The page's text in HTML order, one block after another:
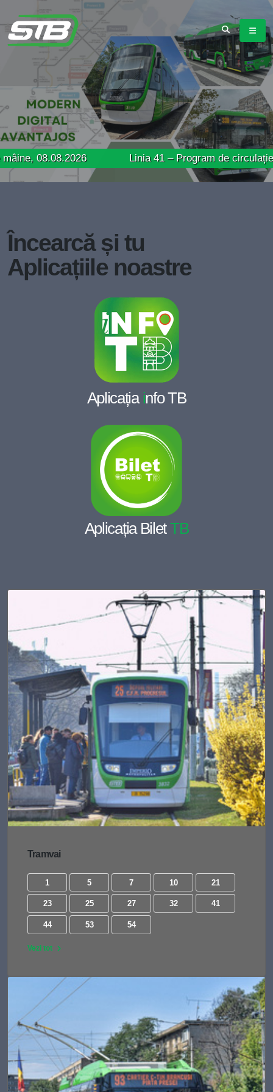
Linia 41 – Program de circulație prelungit
Încearcă și tu
Aplicațiile noastre
Aplicația info TB
Aplicația BiletTB
Tramvai
1 5 7 10 21
23 25 27 32 41
44 53 54
Vezi tot